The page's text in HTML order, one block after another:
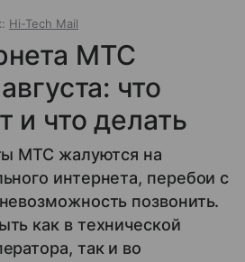
Hi-Tech Mail
МТС
что
и что делать
МТС жалуются на
интернета, перебои с
позвонить.
как в технической
так и во